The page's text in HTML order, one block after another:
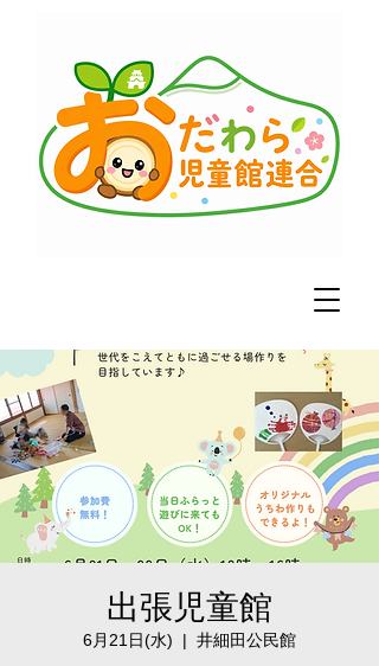
出張児童館
6月21日(水)
  |
井細田公民館